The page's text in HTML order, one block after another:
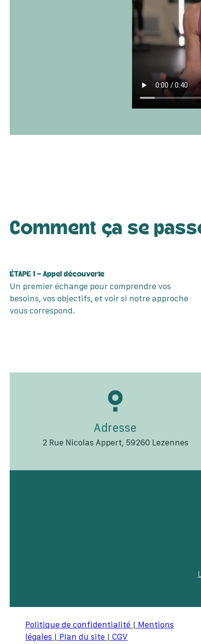
Comment ça se
ÉTAPE 1 – Appel découverte
Un premier échange pour comprendre vos
besoins, vos objectifs, et voir si notre approche
vous correspond.
Adresse
2 Rue Nicolas Appert, 59260 Lezennes
Politique de confidentialité | Mentions
légales | Plan du site | CGV